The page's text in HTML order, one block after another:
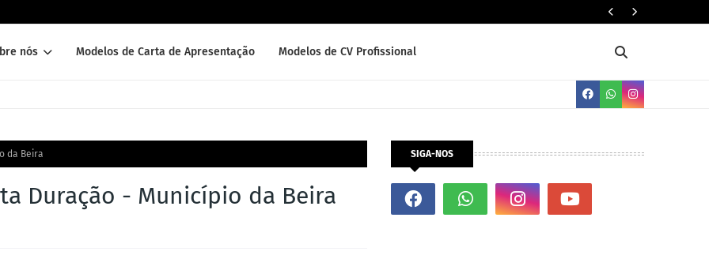
nós Modelos de Carta de Apresentação Modelos de CV Profissional
da Beira
Duração - Município da Beira
SIGA-NOS